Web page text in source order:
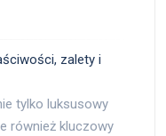
zalety i
tylko luksusowy
również kluczowy